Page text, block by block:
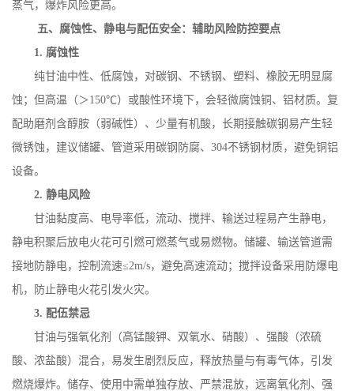
蒸气，爆炸风险更高。
五、腐蚀性、静电与配伍安全：辅助风险防控要点
1. 腐蚀性
纯甘油中性、低腐蚀，对碳钢、不锈钢、塑料、橡胶无明显腐
蚀；但高温（＞150℃）或酸性环境下，会轻微腐蚀铜、铝材质。复
配助磨剂含醇胺（弱碱性）、少量有机酸，长期接触碳钢易产生轻
微锈蚀，建议储罐、管道采用碳钢防腐、 304不锈钢材质，避免铜铝
设备。
2.静电风险
甘油黏度高、电导率低，流动、搅拌、输送过程易产生静电，
静电积聚后放电火花可引燃可燃蒸气或易燃物。储罐、输送管道需
接地防静电，控制流速≤2m/s，避免高速流动；搅拌设备采用防爆电
机，防止静电火花引发火灾。
3. 配伍禁忌
甘油与强氧化剂（高锰酸钾、双氧水、硝酸）、强酸（浓硫
酸、浓盐酸）混合，易发生剧烈反应，释放热量与有毒气体，引发
燃烧爆炸。储存、使用中需单独存放、严禁混放，远离氧化剂、强